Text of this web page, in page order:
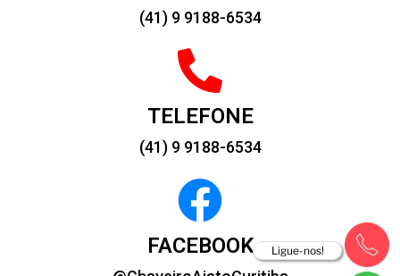
Ligue-nos!
(41) 9 9188-6534
TELEFONE
(41) 9 9188-6534
FACEBOOK